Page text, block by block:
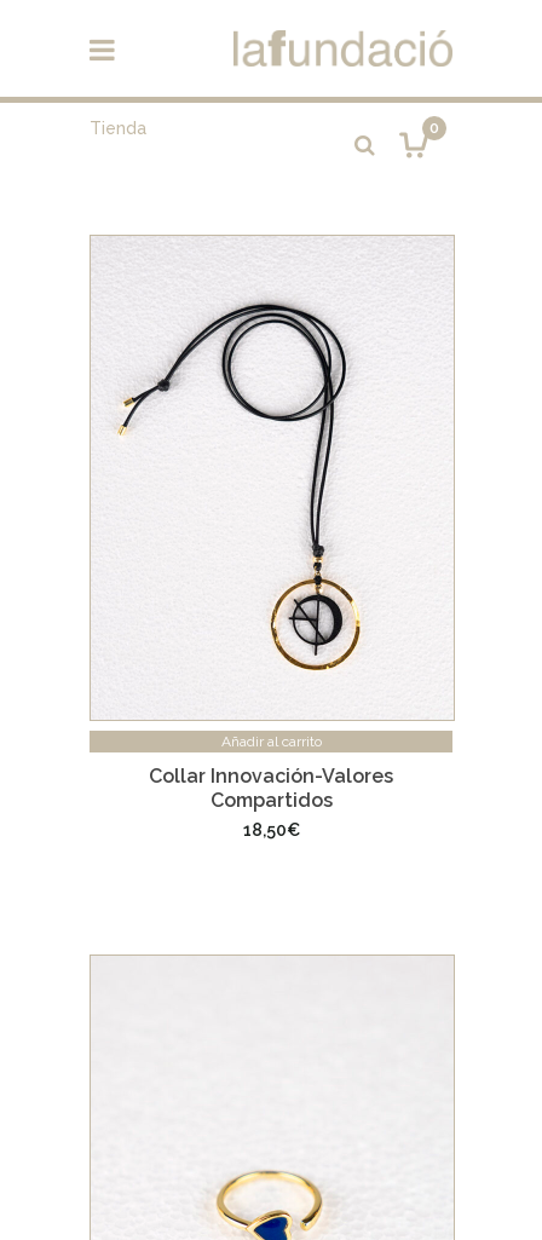
0
Tienda
Añadir al carrito
Collar Innovación-Valores
Compartidos
18,50€